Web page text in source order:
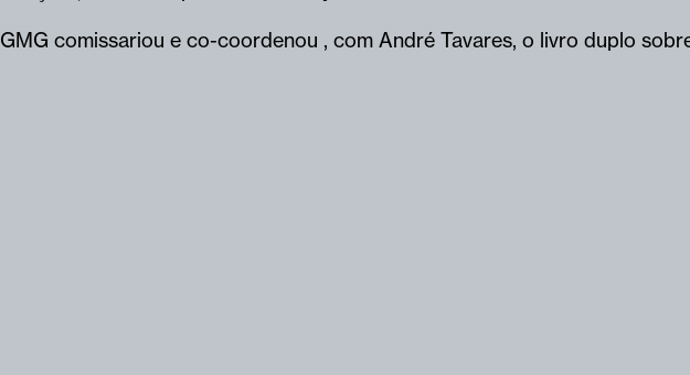
GMG comissariou e co-coordenou , com André Tavares, o livro duplo